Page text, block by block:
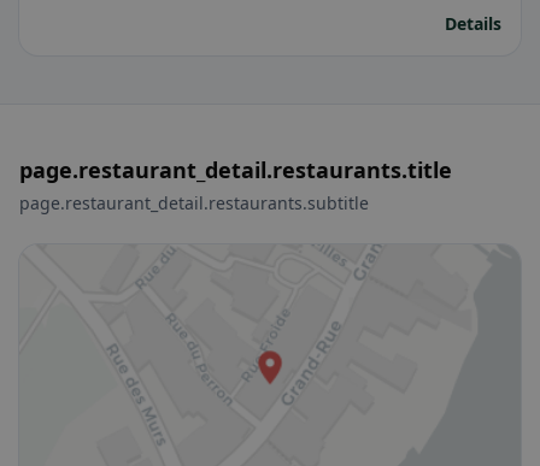
Details
page.restaurant_detail.restaurants.title
page.restaurant_detail.restaurants.subtitle